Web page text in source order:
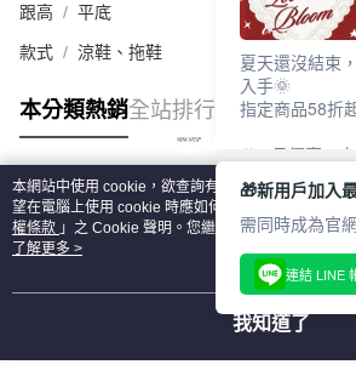
跟高 平底
款式 涼鞋、拖鞋
本分類熱銷全站排行
熱門標籤
本網站中使用 cookie，欲查詢有關本網站使用 cookie
望在電腦上使用 cookie 時應如何變更電腦的 cookie
權條款 」之 Cookie 聲明。您繼續使用本網站即表示
用條款之 Cookie 聲明使用 cookie。
了解更多 >
我知道了
夏天還沒結束
入手🌞
指定商品58折
🎉 8月優惠一
①LINE購物最
②每周限定品
③指定商品58
上班鞋、休閒
好搭、出遊好
🎁新用戶加入
需同時成為官
連結 LINE